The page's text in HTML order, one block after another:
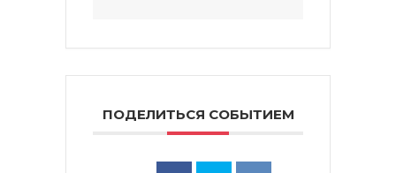
ПОДЕЛИТЬСЯ СОБЫТИЕМ